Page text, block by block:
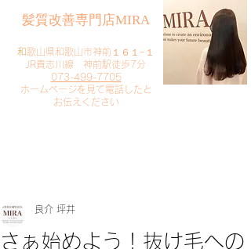
​髪質改善専門店MIRA
​和歌山県和歌山市神前１６１−１
JR貴志川線 神前駅徒歩7分
073-499-7705
​ホームページを見て電話したと
お伝えください
さぁ始めよう！抜け毛への
良介 坪井